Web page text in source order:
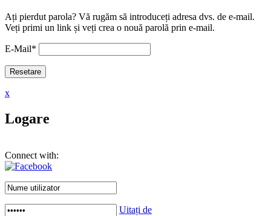
Ați pierdut parola? Vă rugăm să introduceți adresa dvs. de e-mail.
Veți primi un link și veți crea o nouă parolă prin e-mail.
E-Mail*
x
Logare
Connect with:
Uitați de